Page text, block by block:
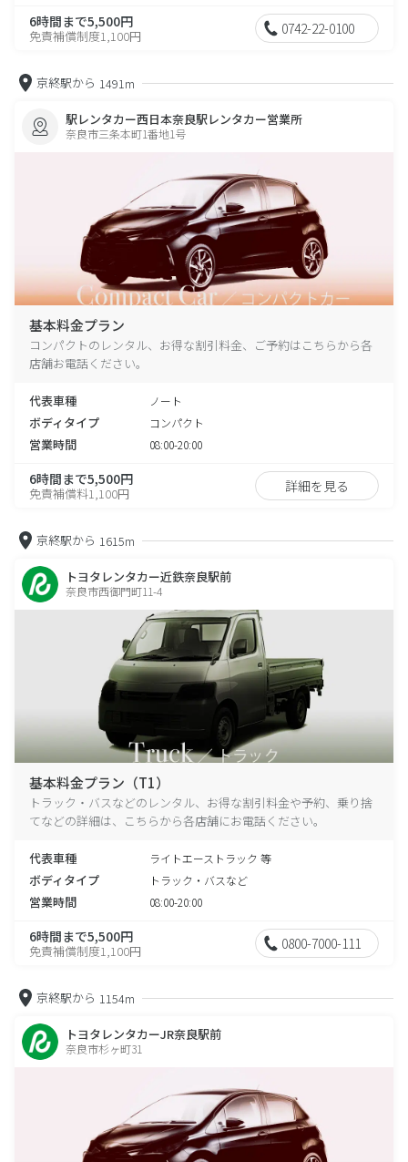
6時間まで5,500円
免責補償制度1,100円 0742-22-0100
京終駅から 1491m
駅レンタカー西日本奈良駅レンタカー営業所
奈良市三条本町1番地1号
基本料金プラン
コンパクトのレンタル、お得な割引料金、ご予約はこちらから各
店舗お電話ください。
代表車種 ノート
ボディタイプ コンパクト
営業時間 08:00-20:00
6時間まで5,500円
免責補償料1,100円 詳細を見る
京終駅から 1615m
トヨタレンタカー近鉄奈良駅前
奈良市西御門町11-4
基本料金プラン（T1）
トラック・バスなどのレンタル、お得な割引料金や予約、乗り捨
てなどの詳細は、こちらから各店舗にお電話ください。
代表車種 ライトエーストラック 等
ボディタイプ トラック・バスなど
営業時間 08:00-20:00
6時間まで5,500円
免責補償制度1,100円 0800-7000-111
京終駅から 1154m
トヨタレンタカーJR奈良駅前
奈良市杉ヶ町31